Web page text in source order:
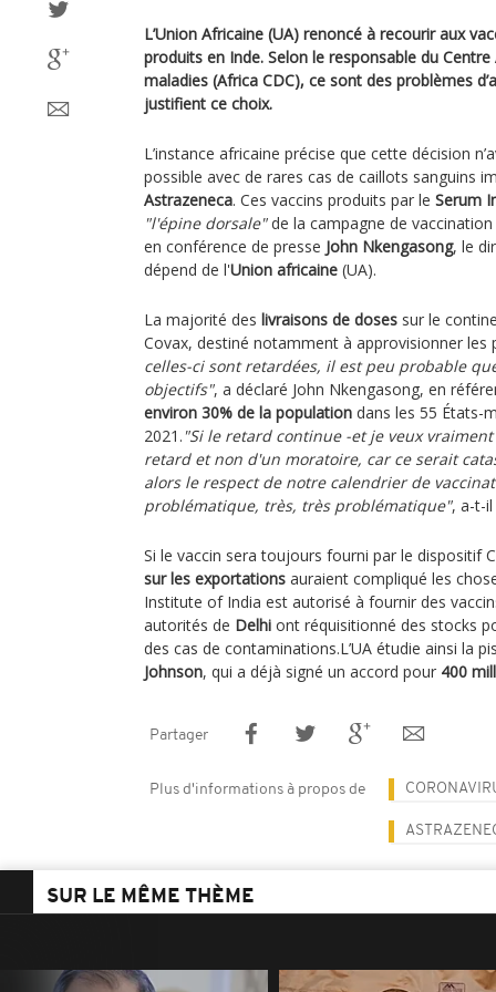
L’Union Africaine (UA) renoncé à recourir aux
produits en Inde. Selon le responsable du
maladies (Africa CDC), ce sont des problèmes
justifient ce choix.
L’instance africaine précise que cette décision
possible avec de rares cas de caillots sanguins
Astrazeneca. Ces vaccins produits par le Serum
"l'épine dorsale"de la campagne de
en conférence de presse John Nkengasong, le
dépend de l'Union africaine (UA).
La majorité des livraisons de doses sur le
Covax, destiné notamment à approvisionner les
celles-ci sont retardées, il est peu probable
objectifs", a déclaré John Nkengasong, en
environ 30% de la population dans les 55 États-
2021. "Si le retard continue -et je veux
retard et non d'un moratoire, car ce serait
alors le respect de notre calendrier de
problématique, très, très problématique", a-t-
Si le vaccin sera toujours fourni par le dispositif
sur les exportations auraient compliqué les
Institute of India est autorisé à fournir des
autorités de Delhi ont réquisitionné des stocks
des cas de contaminations.L’UA étudie ainsi la
Johnson, qui a déjà signé un accord pour 400
Partager
Plus d'informations à propos de
SUR LE MÊME THÈME